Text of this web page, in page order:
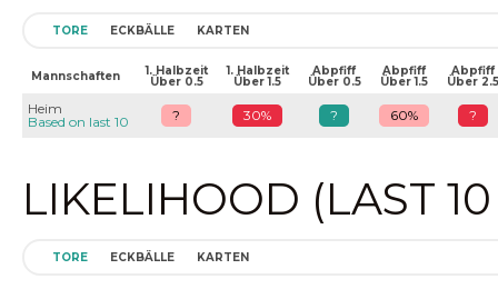
TORE ECKBÄLLE KARTEN
Mannschaften 1. Halbzeit
Über 0.5
1. Halbzeit
Über 1.5
Abpfiff
Über 0.5
Abpfiff
Über 1.5
Abpfiff
Über 2.5
Heim
Based on last 10
? 30% ? 60% ?
LIKELIHOOD (LAST
TORE ECKBÄLLE KARTEN